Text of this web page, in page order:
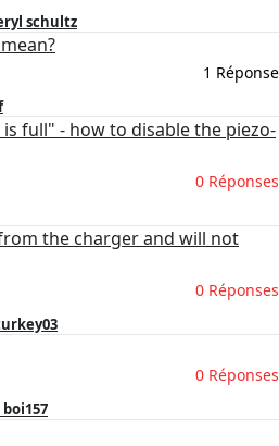
schultz
1 Réponse
is full" - how to disable the piezo-
0 Réponses
the charger and will not
0 Réponses
0 Réponses